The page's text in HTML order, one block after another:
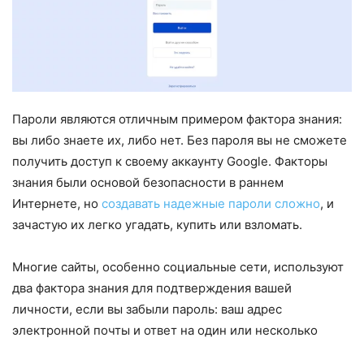
Пароли являются отличным примером фактора знания:
вы либо знаете их, либо нет. Без пароля вы не сможете
получить доступ к своему аккаунту Google. Факторы
знания были основой безопасности в раннем
Интернете, но создавать надежные пароли сложно, и
зачастую их легко угадать, купить или взломать.
Многие сайты, особенно социальные сети, используют
два фактора знания для подтверждения вашей
личности, если вы забыли пароль: ваш адрес
электронной почты и ответ на один или несколько